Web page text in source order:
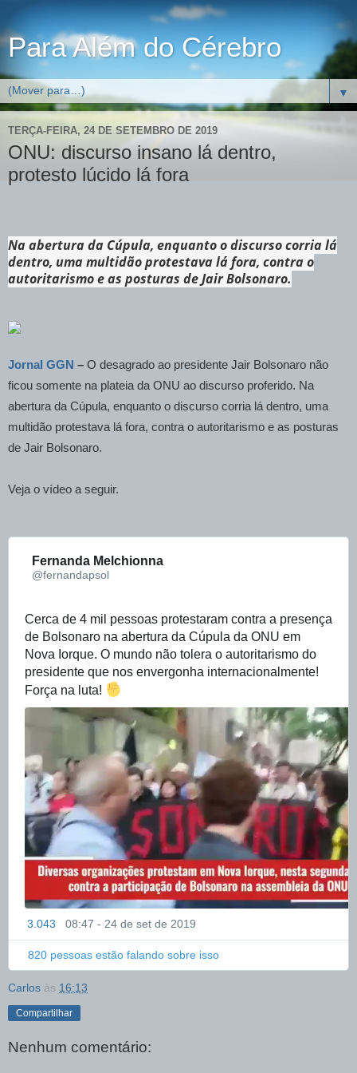
Para Além do Cérebro
▼
TERÇA-FEIRA, 24 DE SETEMBRO DE 2019
ONU: discurso insano lá dentro,
protesto lúcido lá fora
Na abertura da Cúpula, enquanto o discurso corria lá
dentro, uma multidão protestava lá fora, contra o
autoritarismo e as posturas de Jair Bolsonaro.
Jornal GGN – O desagrado ao presidente Jair Bolsonaro não
ficou somente na plateia da ONU ao discurso proferido. Na
abertura da Cúpula, enquanto o discurso corria lá dentro, uma
multidão protestava lá fora, contra o autoritarismo e as posturas
de Jair Bolsonaro.
Veja o vídeo a seguir.
Fernanda Melchionna
@fernandapsol
Cerca de 4 mil pessoas protestaram contra a presença
de Bolsonaro na abertura da Cúpula da ONU em
Nova Iorque. O mundo não tolera o autoritarismo do
presidente que nos envergonha internacionalmente!
Força na luta!
3.043 08:47 - 24 de set de 2019
n
o
820 pessoas estão falando sobre isso
Carlos às 16:13
Compartilhar
Nenhum comentário: